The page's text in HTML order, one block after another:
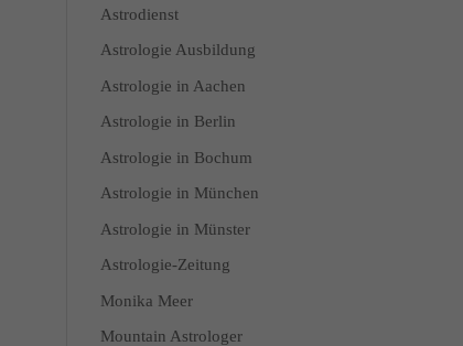
Astrodienst
Astrologie Ausbildung
Astrologie in Aachen
Astrologie in Berlin
Astrologie in Bochum
Astrologie in München
Astrologie in Münster
Astrologie-Zeitung
Monika Meer
Mountain Astrologer